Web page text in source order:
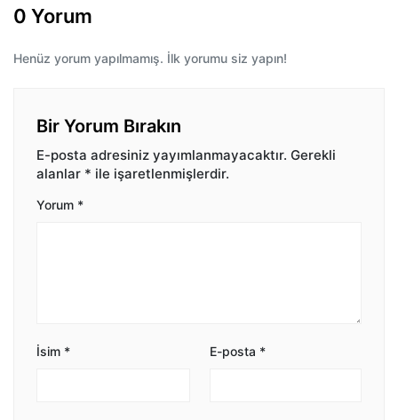
0 Yorum
Henüz yorum yapılmamış. İlk yorumu siz yapın!
Bir Yorum Bırakın
E-posta adresiniz yayımlanmayacaktır. Gerekli
alanlar * ile işaretlenmişlerdir.
Yorum *
İsim * E-posta *